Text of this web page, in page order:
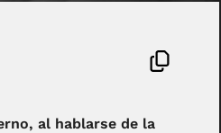
al hablarse de la